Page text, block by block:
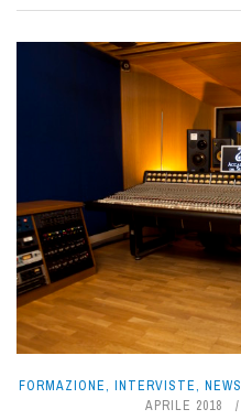
FORMAZIONE, INTERVISTE, NEWS
APRILE 2018